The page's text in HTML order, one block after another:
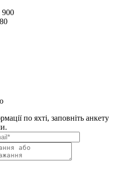
900
по яхті, заповніть анкету